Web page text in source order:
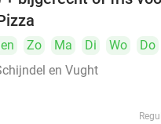
Zo Ma Di Wo
Do
en Vught